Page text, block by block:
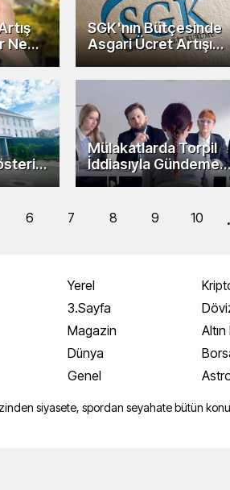
Ne
SGK'nın Bütçesinde
Asgari Ücret Artışı
Beklentisi: %25 Zam
Tahmini
Mülakatlarda Torpil
İddiasıyla Gündeme
Gelen Olay,
Zedeledi
6 7 8 9 10
Yerel
3.Sayfa
Magazin
Dünya
Genel
Altın
siyasete, spordan seyahate bütün